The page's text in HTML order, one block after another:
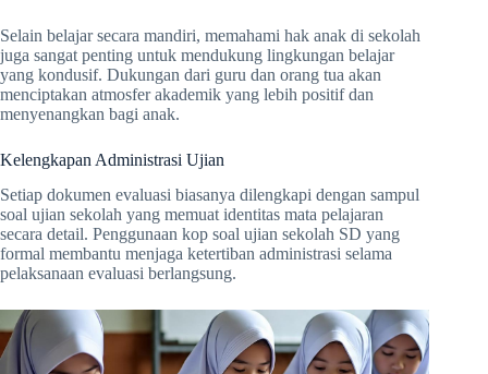
Selain belajar secara mandiri, memahami hak anak di sekolah
juga sangat penting untuk mendukung lingkungan belajar
yang kondusif. Dukungan dari guru dan orang tua akan
menciptakan atmosfer akademik yang lebih positif dan
menyenangkan bagi anak.
Kelengkapan Administrasi Ujian
Setiap dokumen evaluasi biasanya dilengkapi dengan sampul
soal ujian sekolah yang memuat identitas mata pelajaran
secara detail. Penggunaan kop soal ujian sekolah SD yang
formal membantu menjaga ketertiban administrasi selama
pelaksanaan evaluasi berlangsung.